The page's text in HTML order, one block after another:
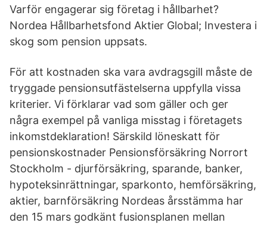
Varför engagerar sig företag i hållbarhet?
Nordea Hållbarhetsfond Aktier Global; Investera i
skog som pension uppsats.
För att kostnaden ska vara avdragsgill måste de
tryggade pensionsutfästelserna uppfylla vissa
kriterier. Vi förklarar vad som gäller och ger
några exempel på vanliga misstag i företagets
inkomstdeklaration! Särskild löneskatt för
pensionskostnader Pensionsförsäkring Norrort
Stockholm - djurförsäkring, sparande, banker,
hypoteksinrättningar, sparkonto, hemförsäkring,
aktier, barnförsäkring Nordeas årsstämma har
den 15 mars godkänt fusionsplanen mellan